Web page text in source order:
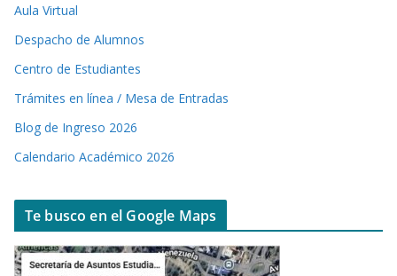
Aula Virtual
Despacho de Alumnos
Centro de Estudiantes
Trámites en línea / Mesa de Entradas
Blog de Ingreso 2026
Calendario Académico 2026
Te busco en el Google Maps